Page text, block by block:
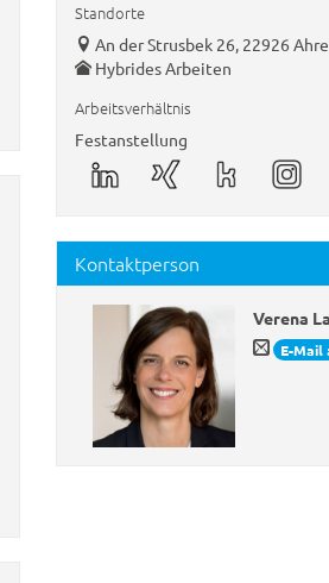
Standorte
An der Strusbek 26, 22926
Hybrides Arbeiten
Arbeitsverhältnis
Festanstellung
Kontaktperson
Verena
E-Mail